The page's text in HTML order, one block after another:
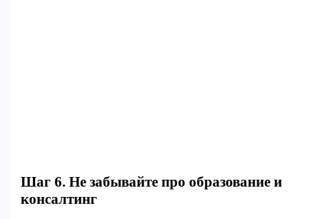
Шаг 6. Не забывайте про образование и
консалтинг